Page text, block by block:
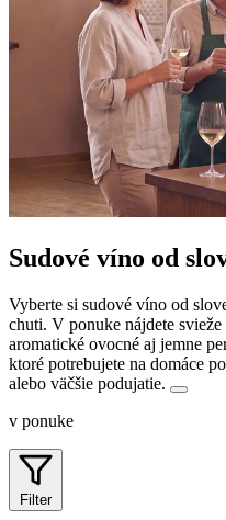
Sudové víno od
Vyberte si sudové víno od
chuti. V ponuke nájdete
aromatické ovocné aj jemne
ktoré potrebujete na domáce
alebo väčšie podujatie.
v ponuke
Filter